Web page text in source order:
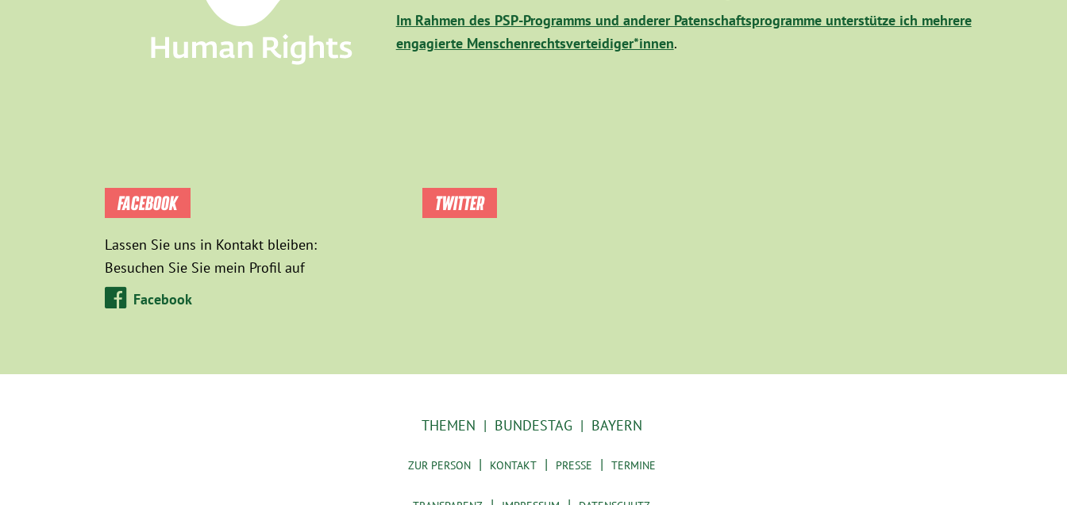
Im Rahmen des PSP-Programms und anderer Patenschaftsprogramme unterstütze ich mehrere
engagierte Menschenrechtsverteidiger*innen.
FACEBOOK
Lassen Sie uns in Kontakt bleiben:
Besuchen Sie Sie mein Profil auf
Facebook
TWITTER
THEMEN BUNDESTAG BAYERN
ZUR PERSON KONTAKT PRESSE TERMINE